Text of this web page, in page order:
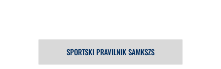
SPORTSKI PRAVILNIK SAMKSZS